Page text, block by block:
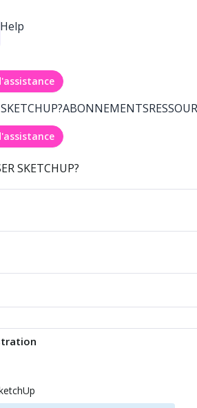
Help
ABONNEMENTS
SKETCHUP?